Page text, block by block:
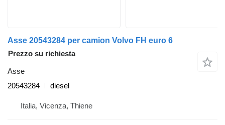
Asse 20543284 per camion Volvo FH euro 6
Prezzo su richiesta
Asse
20543284
diesel
Italia, Vicenza, Thiene